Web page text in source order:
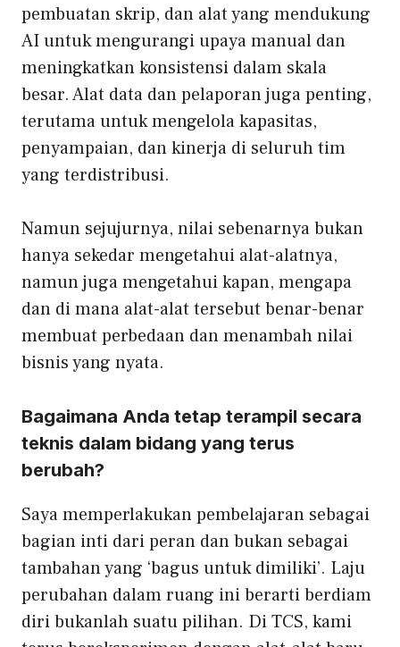
pembuatan skrip, dan alat yang mendukung
AI untuk mengurangi upaya manual dan
meningkatkan konsistensi dalam skala
besar. Alat data dan pelaporan juga penting,
terutama untuk mengelola kapasitas,
penyampaian, dan kinerja di seluruh tim
yang terdistribusi.
Namun sejujurnya, nilai sebenarnya bukan
hanya sekedar mengetahui alat-alatnya,
namun juga mengetahui kapan, mengapa
dan di mana alat-alat tersebut benar-benar
membuat perbedaan dan menambah nilai
bisnis yang nyata.
Bagaimana Anda tetap terampil secara
teknis dalam bidang yang terus
berubah?
Saya memperlakukan pembelajaran sebagai
bagian inti dari peran dan bukan sebagai
tambahan yang ‘bagus untuk dimiliki’. Laju
perubahan dalam ruang ini berarti berdiam
diri bukanlah suatu pilihan. Di TCS, kami